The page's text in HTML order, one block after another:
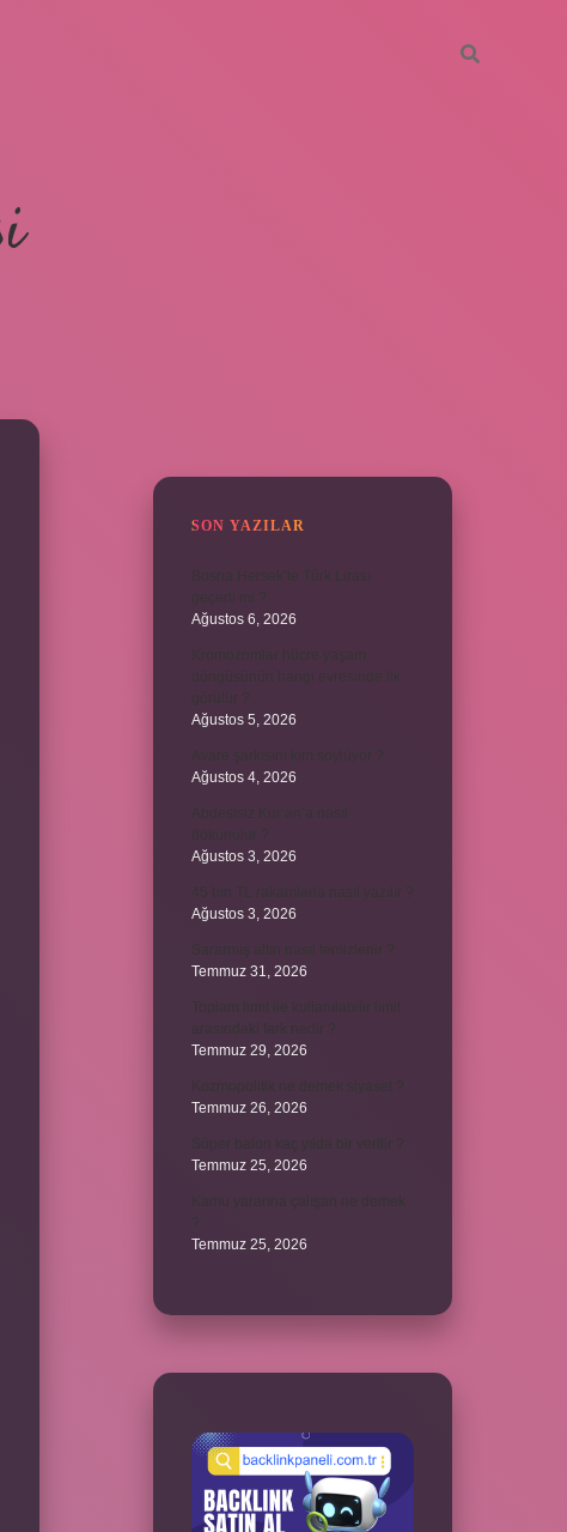
SON YAZILAR
Ağustos 6, 2026
Ağustos 5, 2026
Ağustos 4, 2026
Ağustos 3, 2026
Ağustos 3, 2026
Temmuz 31, 2026
Temmuz 29, 2026
Temmuz 26, 2026
Temmuz 25, 2026
Temmuz 25, 2026